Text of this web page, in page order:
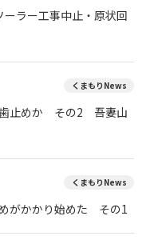
ラー工事中止・原状回
くまもりNews
歯止めか その2 吾妻山
くまもりNews
がかかり始めた その1